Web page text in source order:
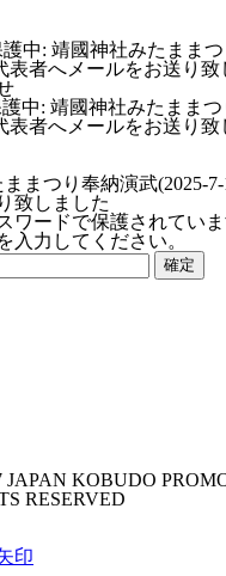
護中: 靖國神社みたまま
者へメールをお送り致
中: 靖國神社みたまま
者へメールをお送り致
まつり奉納演武(2025-
致しました
ワードで保護されてい
入力してください。
KOBUDO
RESERVED